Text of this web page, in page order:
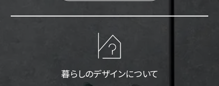
暮らしのデザインについて